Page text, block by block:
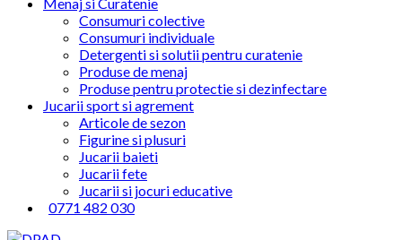
Menaj si Curatenie
Consumuri colective
Consumuri individuale
Detergenti si solutii pentru curatenie
Produse de menaj
Produse pentru protectie si dezinfectare
Jucarii sport si agrement
Articole de sezon
Figurine si plusuri
Jucarii baieti
Jucarii fete
Jucarii si jocuri educative
0771 482 030